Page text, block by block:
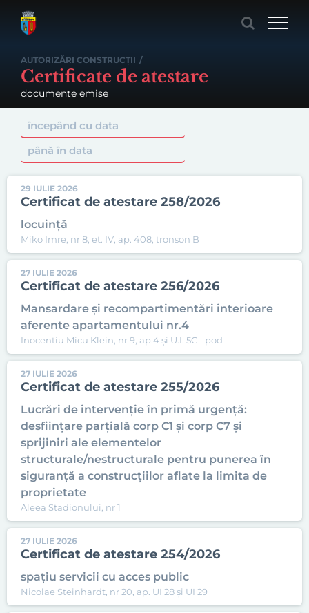
AUTORIZĂRI CONSTRUCȚII /
Certificate de atestare
documente emise
29 IULIE 2026
Certificat de atestare 258/2026
locuință
Miko Imre, nr 8, et. IV, ap. 408, tronson B
27 IULIE 2026
Certificat de atestare 256/2026
Mansardare și recompartimentări interioare
aferente apartamentului nr.4
Inocentiu Micu Klein, nr 9, ap.4 și U.I. 5C - pod
27 IULIE 2026
Certificat de atestare 255/2026
Lucrări de intervenție în primă urgență:
desființare parțială corp C1 și corp C7 și
sprijiniri ale elementelor
structurale/nestructurale pentru punerea în
siguranță a construcțiilor aflate la limita de
proprietate
Aleea Stadionului, nr 1
27 IULIE 2026
Certificat de atestare 254/2026
spațiu servicii cu acces public
Nicolae Steinhardt, nr 20, ap. UI 28 și UI 29